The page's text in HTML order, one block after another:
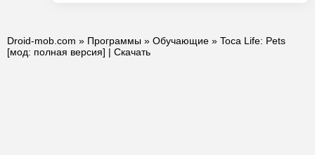
Droid-mob.com » Программы » Обучающие » Toca Life: Pets
[мод: полная версия] | Скачать